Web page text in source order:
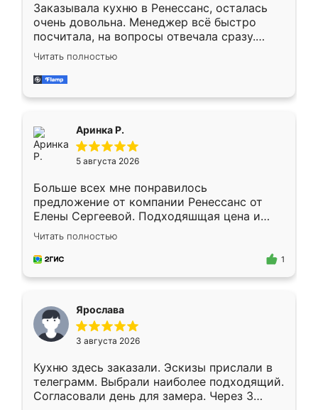
Заказывала кухню в Ренессанс, осталась
очень довольна. Менеджер всё быстро
посчитала, на вопросы отвечала сразу.
Замерщик приехал в субботу, подошёл к
делу со всей ответственностью. Собрали
за день, ребята работали аккуратно, даже
Читать полностью
Аринка Р.
5 августа 2026
Больше всех мне понравилось
предложение от компании Ренессанс от
Елены Сергеевой. Подходяшщая цена и
короткие сроки изготовления. Приехавший
для замера сотрудник Владислав
предложил по моему эскизу самый
Читать полностью
1
Ярослава
3 августа 2026
Кухню здесь заказали. Эскизы прислали в
телеграмм. Выбрали наиболее подходящий.
Согласовали день для замера. Через 3